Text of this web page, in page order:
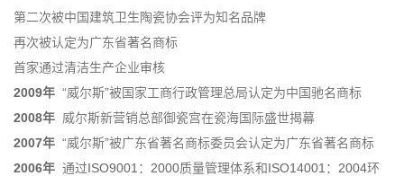
第二次被中国建筑卫生陶瓷协会评为知名品牌
再次被认定为广东省著名商标
首家通过清洁生产企业审核
2009年 “威尔斯”被国家工商行政管理总局认定为中国驰名商标
2008年 威尔斯新营销总部御瓷宫在瓷海国际盛世揭幕
2007年 “威尔斯”被广东省著名商标委员会认定为广东省著名商标
2006年 通过ISO9001：2000质量管理体系和ISO14001：2004环